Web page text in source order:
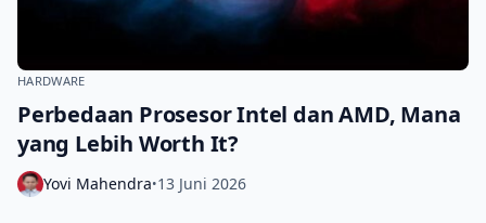
HARDWARE
Perbedaan Prosesor Intel dan AMD, Mana
yang Lebih Worth It?
Yovi Mahendra•13 Juni 2026